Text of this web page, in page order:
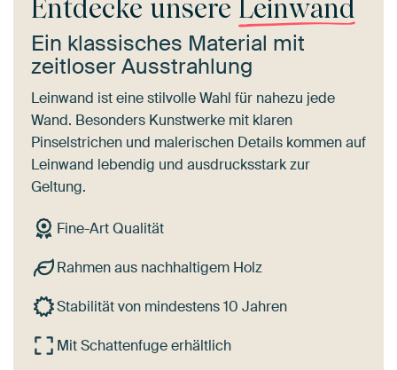
Entdecke unsere Leinwand
Ein klassisches Material mit
zeitloser Ausstrahlung
Leinwand ist eine stilvolle Wahl für nahezu jede
Wand. Besonders Kunstwerke mit klaren
Pinselstrichen und malerischen Details kommen auf
Leinwand lebendig und ausdrucksstark zur
Geltung.
Fine-Art Qualität
Rahmen aus nachhaltigem Holz
Stabilität von mindestens 10 Jahren
Mit Schattenfuge erhältlich